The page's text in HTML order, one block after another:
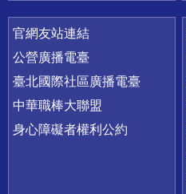
官網友站連結
公營廣播電臺
臺北國際社區廣播電臺
中華職棒大聯盟
身心障礙者權利公約